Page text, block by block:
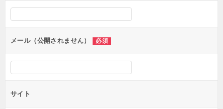
シ
ョ
ンメール（公開されません） 必須
サイト